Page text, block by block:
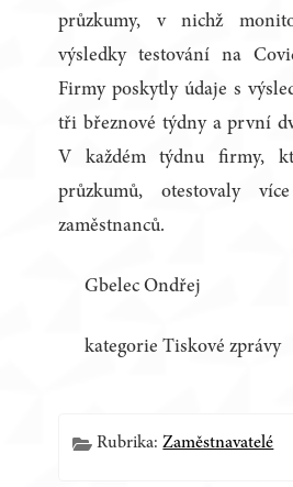
průzkumy, v nichž
výsledky testování na
Firmy poskytly údaje s
tři březnové týdny a první
V každém týdnu firmy,
průzkumů, otestovaly
zaměstnanců.
Gbelec Ondřej
kategorie Tiskové zprávy
Rubrika:Zaměstnavatelé